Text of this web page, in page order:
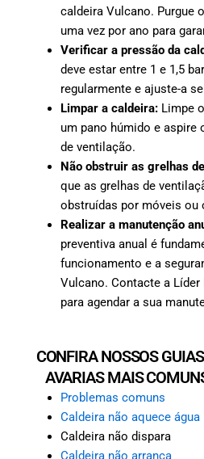
caldeira Vulcano. Purgue
uma vez por ano para
Verificar a pressão da
deve estar entre 1 e 1,5
regularmente e ajuste-a
Limpar a caldeira: Limpe
um pano húmido e aspire
de ventilação.
Não obstruir as grelhas
que as grelhas de
obstruídas por móveis ou
Realizar a manutenção
preventiva anual é
funcionamento e a
Vulcano. Contacte a Líder
para agendar a sua
CONFIRA NOSSOS
AVARIAS MAIS
Problemas comuns
Caldeira não aquece água
Caldeira não dispara
Caldeira não arranca